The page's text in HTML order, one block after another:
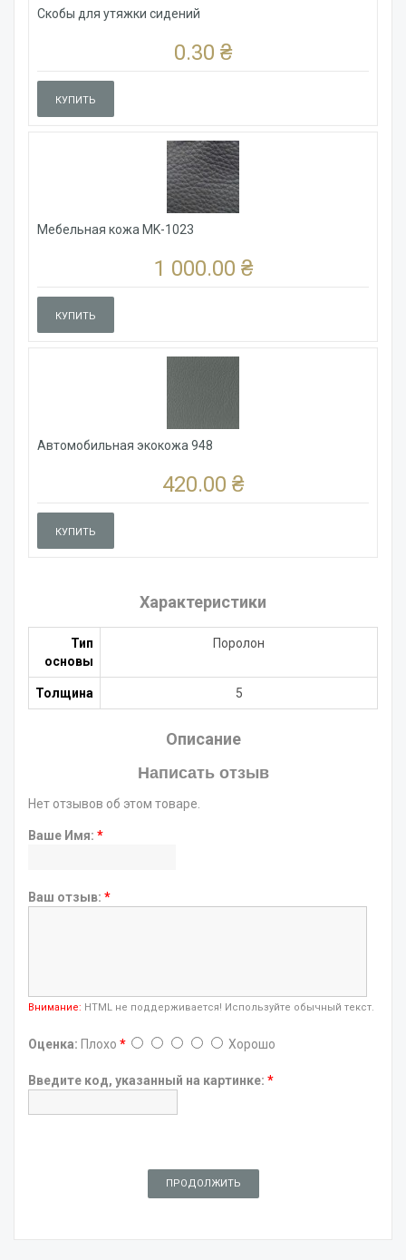
Скобы для утяжки сидений
0.30 ₴
КУПИТЬ
Мебельная кожа MK-1023
1 000.00 ₴
КУПИТЬ
Автомобильная экокожа 948
420.00 ₴
КУПИТЬ
Характеристики
Тип
основы
Поролон
Толщина 5
Описание
Написать отзыв
Нет отзывов об этом товаре.
Ваше Имя: *
Ваш отзыв: *
Внимание: HTML не поддерживается! Используйте обычный текст.
Оценка: Плохо * Хорошо
Введите код, указанный на картинке: *
ПРОДОЛЖИТЬ